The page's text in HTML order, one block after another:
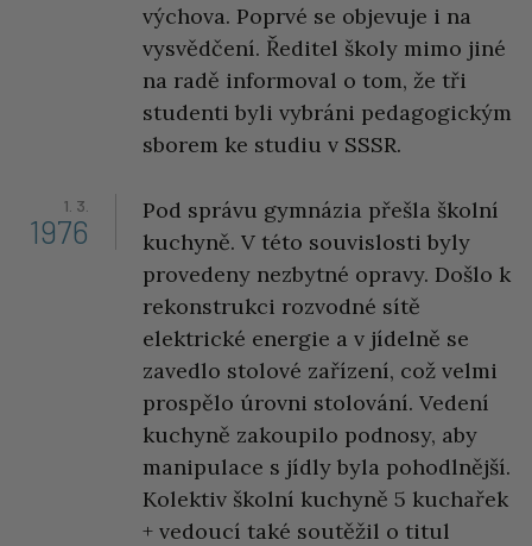
výchova. Poprvé se objevuje i na
vysvědčení. Ředitel školy mimo jiné
na radě informoval o tom, že tři
studenti byli vybráni pedagogickým
sborem ke studiu v SSSR.
1. 3.
1976
Pod správu gymnázia přešla školní
kuchyně. V této souvislosti byly
provedeny nezbytné opravy. Došlo k
rekonstrukci rozvodné sítě
elektrické energie a v jídelně se
zavedlo stolové zařízení, což velmi
prospělo úrovni stolování. Vedení
kuchyně zakoupilo podnosy, aby
manipulace s jídly byla pohodlnější.
Kolektiv školní kuchyně 5 kuchařek
+ vedoucí také soutěžil o titul